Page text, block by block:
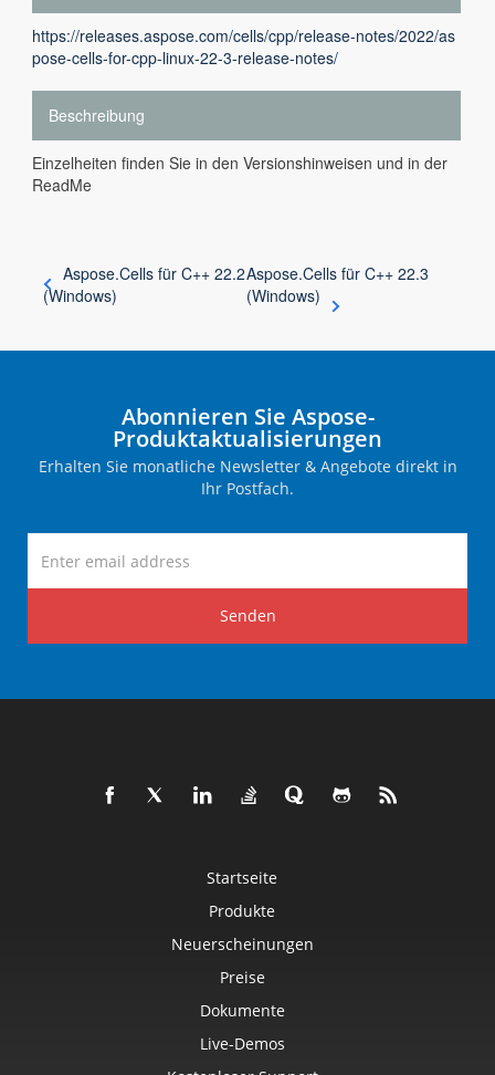
https://releases.aspose.com/cells/cpp/release-notes/2022/as
pose-cells-for-cpp-linux-22-3-release-notes/
Beschreibung
Einzelheiten finden Sie in den Versionshinweisen und in der
ReadMe
Aspose.Cells für C++ 22.2
(Windows)
Aspose.Cells für C++ 22.3
(Windows)
Abonnieren Sie Aspose-
Produktaktualisierungen
Erhalten Sie monatliche Newsletter & Angebote direkt in
Ihr Postfach.
Senden
Startseite
Produkte
Neuerscheinungen
Preise
Dokumente
Live-Demos